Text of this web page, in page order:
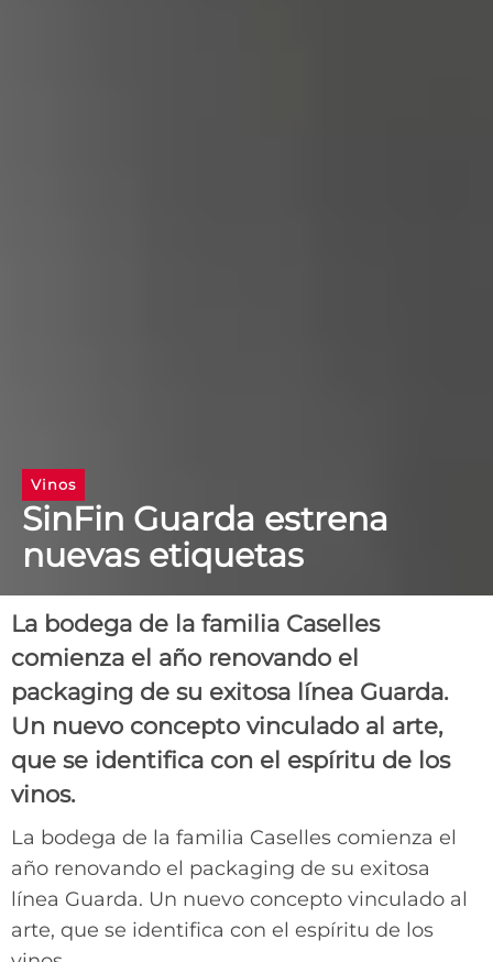
Vinos
SinFin Guarda estrena
nuevas etiquetas
La bodega de la familia Caselles
comienza el año renovando el
packaging de su exitosa línea Guarda.
Un nuevo concepto vinculado al arte,
que se identifica con el espíritu de los
vinos.
La bodega de la familia Caselles comienza el
año renovando el packaging de su exitosa
línea Guarda. Un nuevo concepto vinculado al
arte, que se identifica con el espíritu de los